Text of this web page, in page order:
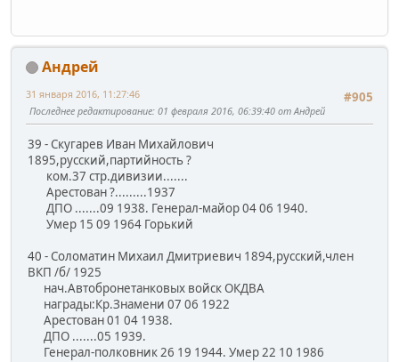
Андрей
#905
31 января 2016, 11:27:46
Последнее редактирование: 01 февраля 2016, 06:39:40 от Андрей
39 - Скугарев Иван Михайлович
1895,русский,партийность ?
ком.37 стр.дивизии.......
Арестован ?.........1937
ДПО .......09 1938. Генерал-майор 04 06 1940.
Умер 15 09 1964 Горький
40 - Соломатин Михаил Дмитриевич 1894,русский,член
ВКП /б/ 1925
нач.Автобронетанковых войск ОКДВА
награды:Кр.Знамени 07 06 1922
Арестован 01 04 1938.
ДПО .......05 1939.
Генерал-полковник 26 19 1944. Умер 22 10 1986